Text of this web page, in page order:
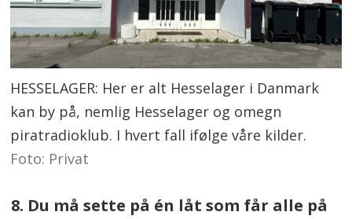
HESSELAGER: Her er alt Hesselager i Danmark
kan by på, nemlig Hesselager og omegn
piratradioklub. I hvert fall ifølge våre kilder.
Foto: Privat
8. Du må sette på én låt som får alle på